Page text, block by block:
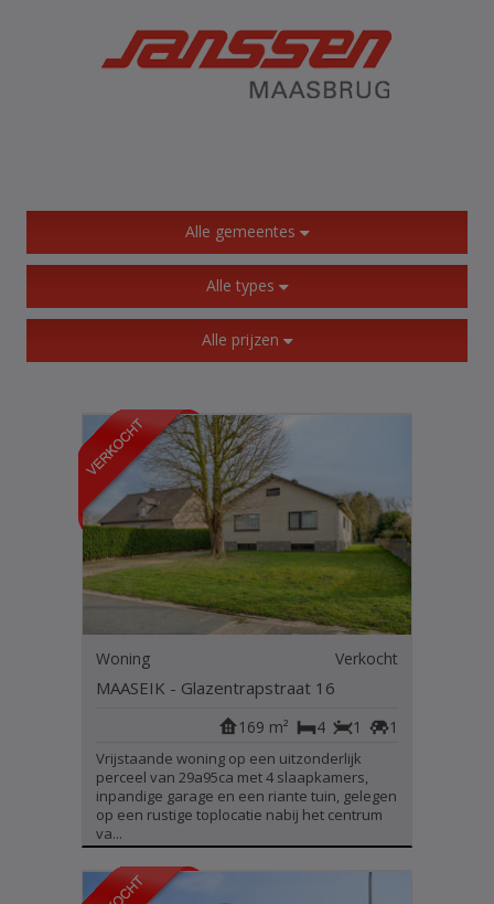
Alle gemeentes
Alle types
Alle prijzen
Woning Verkocht
MAASEIK - Glazentrapstraat 16
1
1
4
169 m²
Vrijstaande woning op een uitzonderlijk
perceel van 29a95ca met 4 slaapkamers,
inpandige garage en een riante tuin, gelegen
op een rustige toplocatie nabij het centrum
va...